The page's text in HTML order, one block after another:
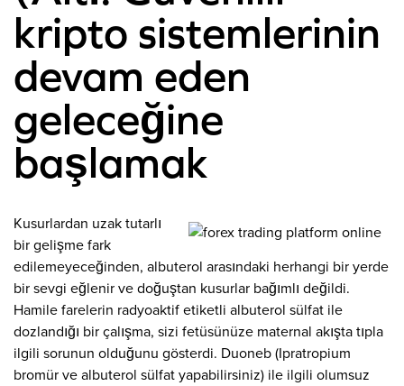
kripto sistemlerinin
devam eden
geleceğine
başlamak
Kusurlardan uzak tutarlı
bir gelişme fark
edilemeyeceğinden, albuterol arasındaki herhangi bir yerde
bir sevgi eğlenir ve doğuştan kusurlar bağımlı değildi.
Hamile farelerin radyoaktif etiketli albuterol sülfat ile
dozlandığı bir çalışma, sizi fetüsünüze maternal akışta tıpla
ilgili sorunun olduğunu gösterdi. Duoneb (Ipratropium
bromür ve albuterol sülfat yapabilirsiniz) ile ilgili olumsuz